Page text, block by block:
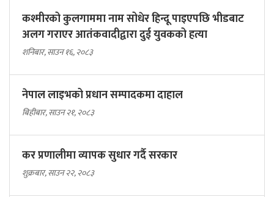
कश्मीरको कुलगाममा नाम सोधेर हिन्दू पाइएपछि भीडबाट
अलग गराएर आतंकवादीद्वारा दुई युवकको हत्या
शनिबार, साउन १६, २०८३
नेपाल लाइभको प्रधान सम्पादकमा दाहाल
बिहीबार, साउन २१, २०८३
कर प्रणालीमा व्यापक सुधार गर्दै सरकार
शुक्रबार, साउन २२, २०८३